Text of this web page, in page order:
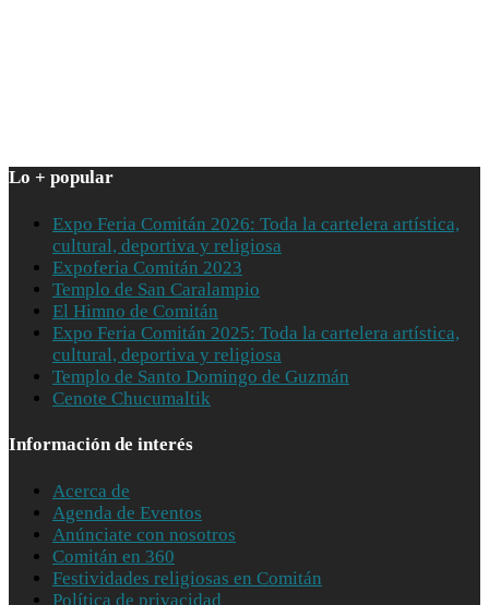
Lo + popular
Expo Feria Comitán 2026: Toda la cartelera artística,
cultural, deportiva y religiosa
Expoferia Comitán 2023
Templo de San Caralampio
El Himno de Comitán
Expo Feria Comitán 2025: Toda la cartelera artística,
cultural, deportiva y religiosa
Templo de Santo Domingo de Guzmán
Cenote Chucumaltik
Información de interés
Acerca de
Agenda de Eventos
Anúnciate con nosotros
Comitán en 360
Festividades religiosas en Comitán
Política de privacidad